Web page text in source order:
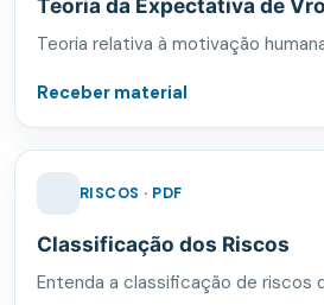
Teoria relativa à motivação
Receber material
RISCOS · PDF
Classificação dos Riscos
Entenda a classificação de riscos